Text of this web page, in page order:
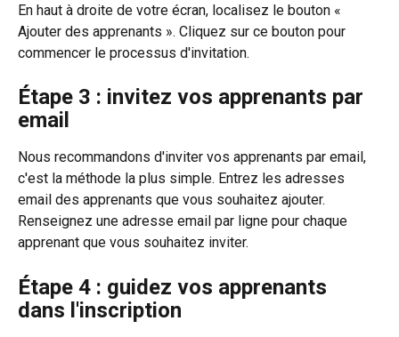
En haut à droite de votre écran, localisez le bouton «
Ajouter des apprenants ». Cliquez sur ce bouton pour
commencer le processus d'invitation.
Étape 3 : invitez vos apprenants par
email
Nous recommandons d'inviter vos apprenants par email,
c'est la méthode la plus simple. Entrez les adresses
email des apprenants que vous souhaitez ajouter.
Renseignez une adresse email par ligne pour chaque
apprenant que vous souhaitez inviter.
Étape 4 : guidez vos apprenants
dans l'inscription